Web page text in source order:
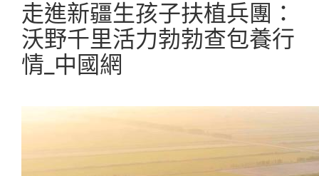
走進新疆生孩子扶植兵團：
沃野千里活力勃勃查包養行
情_中國網